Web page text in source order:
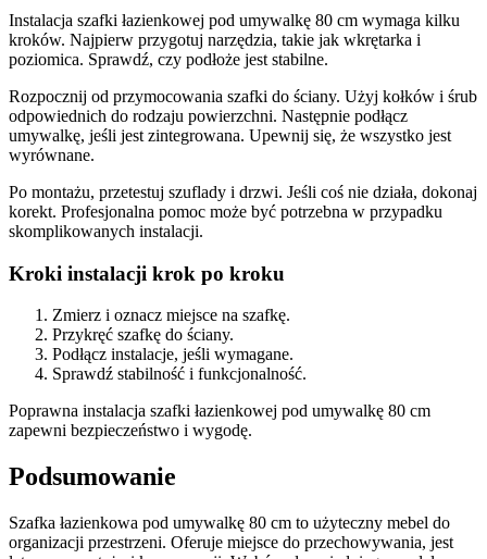
Instalacja szafki łazienkowej pod umywalkę 80 cm wymaga kilku
kroków. Najpierw przygotuj narzędzia, takie jak wkrętarka i
poziomica. Sprawdź, czy podłoże jest stabilne.
Rozpocznij od przymocowania szafki do ściany. Użyj kołków i śrub
odpowiednich do rodzaju powierzchni. Następnie podłącz
umywalkę, jeśli jest zintegrowana. Upewnij się, że wszystko jest
wyrównane.
Po montażu, przetestuj szuflady i drzwi. Jeśli coś nie działa, dokonaj
korekt. Profesjonalna pomoc może być potrzebna w przypadku
skomplikowanych instalacji.
Kroki instalacji krok po kroku
Zmierz i oznacz miejsce na szafkę.
Przykręć szafkę do ściany.
Podłącz instalacje, jeśli wymagane.
Sprawdź stabilność i funkcjonalność.
Poprawna instalacja szafki łazienkowej pod umywalkę 80 cm
zapewni bezpieczeństwo i wygodę.
Podsumowanie
Szafka łazienkowa pod umywalkę 80 cm to użyteczny mebel do
organizacji przestrzeni. Oferuje miejsce do przechowywania, jest